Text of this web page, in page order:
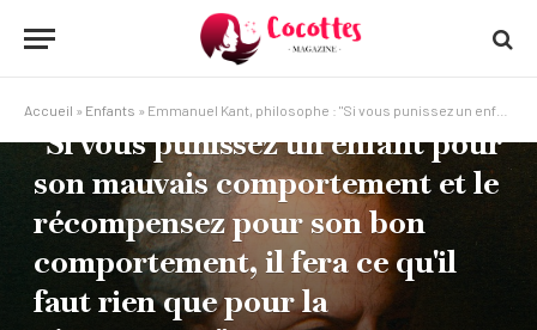
Accueil » Enfants » Emmanuel Kant, philosophe : "Si vous punissez un enfant pour son mauvais comportement et le récompensez pour son bon comportement, il fera ce qu'il faut rien que pour la récompense."
ENFANTS
Emmanuel Kant, philosophe :
"Si vous punissez un enfant pour
son mauvais comportement et le
récompensez pour son bon
comportement, il fera ce qu'il
faut rien que pour la